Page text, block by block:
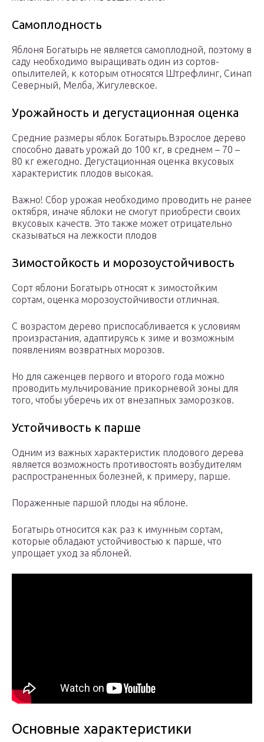
Самоплодность
Яблоня Богатырь не является самоплодной, поэтому в
саду необходимо выращивать один из сортов-
опылителей, к которым относятся Штрефлинг, Синап
Северный, Мелба, Жигулевское.
Урожайность и дегустационная оценка
Средние размеры яблок Богатырь.Взрослое дерево
способно давать урожай до 100 кг, в среднем – 70 –
80 кг ежегодно. Дегустационная оценка вкусовых
характеристик плодов высокая.
Важно! Сбор урожая необходимо проводить не ранее
октября, иначе яблоки не смогут приобрести своих
вкусовых качеств. Это также может отрицательно
сказываться на лежкости плодов
Зимостойкость и морозоустойчивость
Сорт яблони Богатырь относят к зимостойким
сортам, оценка морозоустойчивости отличная.
С возрастом дерево приспосабливается к условиям
произрастания, адаптируясь к зиме и возможным
появлениям возвратных морозов.
Но для саженцев первого и второго года можно
проводить мульчирование прикорневой зоны для
того, чтобы уберечь их от внезапных заморозков.
Устойчивость к парше
Одним из важных характеристик плодового дерева
является возможность противостоять возбудителям
распространенных болезней, к примеру, парше.
Пораженные паршой плоды на яблоне.
Богатырь относится как раз к имунным сортам,
которые обладают устойчивостью к парше, что
упрощает уход за яблоней.
Основные характеристики